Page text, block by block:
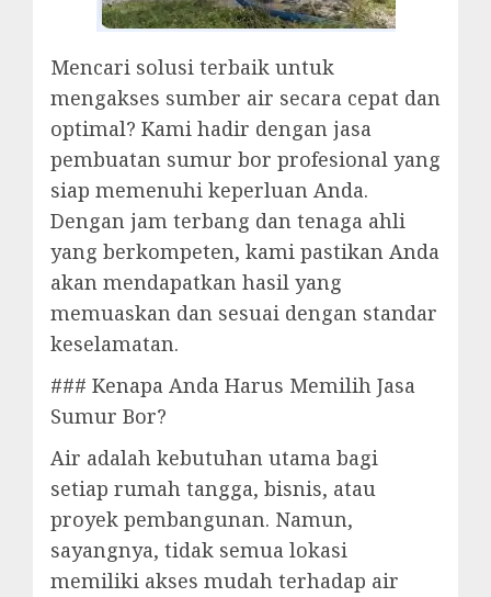
Mencari solusi terbaik untuk
mengakses sumber air secara cepat dan
optimal? Kami hadir dengan jasa
pembuatan sumur bor profesional yang
siap memenuhi keperluan Anda.
Dengan jam terbang dan tenaga ahli
yang berkompeten, kami pastikan Anda
akan mendapatkan hasil yang
memuaskan dan sesuai dengan standar
keselamatan.
### Kenapa Anda Harus Memilih Jasa
Sumur Bor?
Air adalah kebutuhan utama bagi
setiap rumah tangga, bisnis, atau
proyek pembangunan. Namun,
sayangnya, tidak semua lokasi
memiliki akses mudah terhadap air